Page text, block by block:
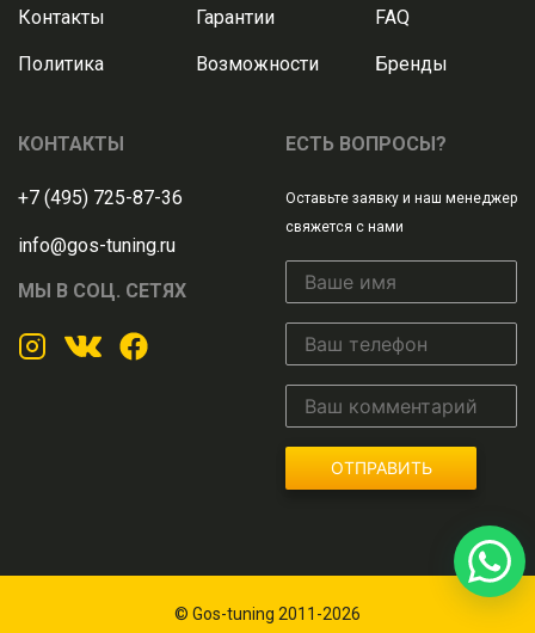
Контакты
Политика
Гарантии
Возможности
FAQ
Бренды
КОНТАКТЫ
+7 (495) 725-87-36
info@gos-tuning.ru
МЫ В СОЦ. СЕТЯХ
ЕСТЬ ВОПРОСЫ?
Оставьте заявку и наш менеджер
свяжется с нами
ОТПРАВИТЬ
© Gos-tuning 2011-2026